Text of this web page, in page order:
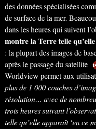
des données spécialisées
de surface de la mer.
dans les heures qui suivent
montre la Terre telle
: la plupart des images de
après le passage du satellite
Worldview permet aux
plus de 1 000 couches
résolution… avec de
trois heures suivant
telle qu’elle apparaît ‘en ce